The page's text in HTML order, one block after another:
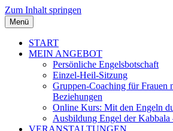
Zum Inhalt springen
Menü
START
MEIN ANGEBOT
Persönliche Engelsbotschaft
Einzel-Heil-Sitzung
Gruppen-Coaching für Frauen
Beziehungen
Online Kurs: Mit den Engeln
Ausbildung Engel der Kabbala
VERANSTALTUNGEN